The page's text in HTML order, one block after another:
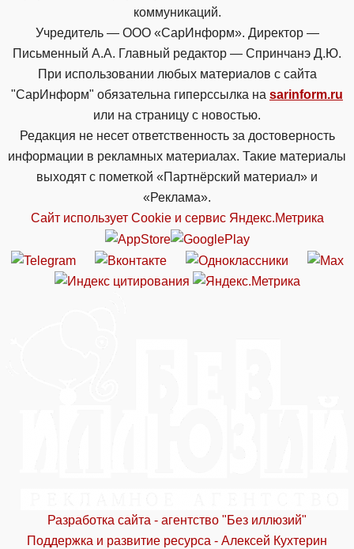
коммуникаций.
Учредитель — ООО «СарИнформ». Директор —
Письменный А.А. Главный редактор — Спринчанэ Д.Ю.
При использовании любых материалов с сайта
"СарИнформ" обязательна гиперссылка на sarinform.ru
или на страницу с новостью.
Редакция не несет ответственность за достоверность
информации в рекламных материалах. Такие материалы
выходят с пометкой «Партнёрский материал» и
«Реклама».
Сайт использует Cookie и сервиc Яндекс.Метрика
Разработка сайта - агентство "Без иллюзий"
Поддержка и развитие ресурса - Алексей Кухтерин